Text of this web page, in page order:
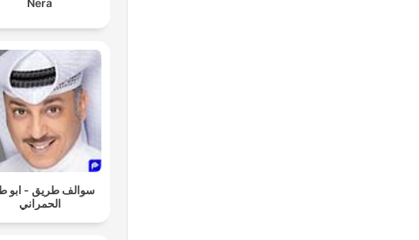
سوالف طريق - ابو
الحمراني